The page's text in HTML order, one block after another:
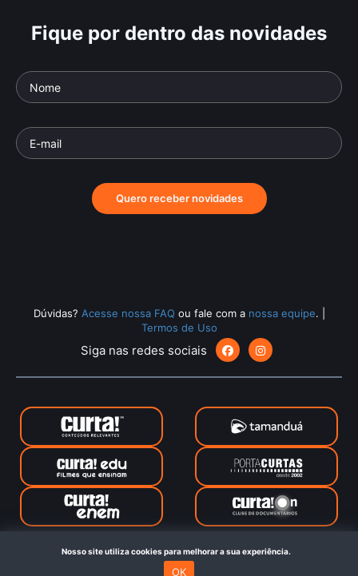
Fique por dentro das novidades
Quero receber novidades
Dúvidas? Acesse nossa FAQ ou fale com a nossa equipe.
Termos de Uso
Siga nas redes sociais
CurtaOn © 2024. Todos os direitos reservados. Feito com
Rio de Janeiro
Nosso site utiliza cookies para melhorar a sua experiência.
OK